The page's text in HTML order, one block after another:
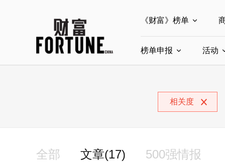
《财富》榜单
全部榜单
中国最具影响力商
榜单申报
中国ESG影响力榜
活动
相关度
全部 文章(17) 500强情报